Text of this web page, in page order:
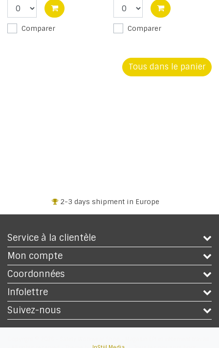
Comparer Comparer
Tous dans le panier
2-3 days shipment in Europe
Service à la clientèle
Mon compte
Coordonnées
Infolettre
Suivez-nous